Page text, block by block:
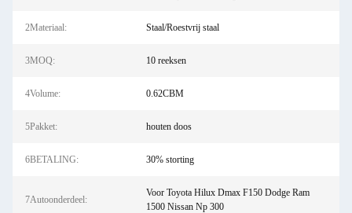
2Materiaal: Staal/Roestvrij staal
3MOQ: 10 reeksen
4Volume: 0.62CBM
5Pakket: houten doos
6BETALING: 30% storting
7Autoonderdeel:
Voor Toyota Hilux Dmax F150 Dodge Ram
1500 Nissan Np 300